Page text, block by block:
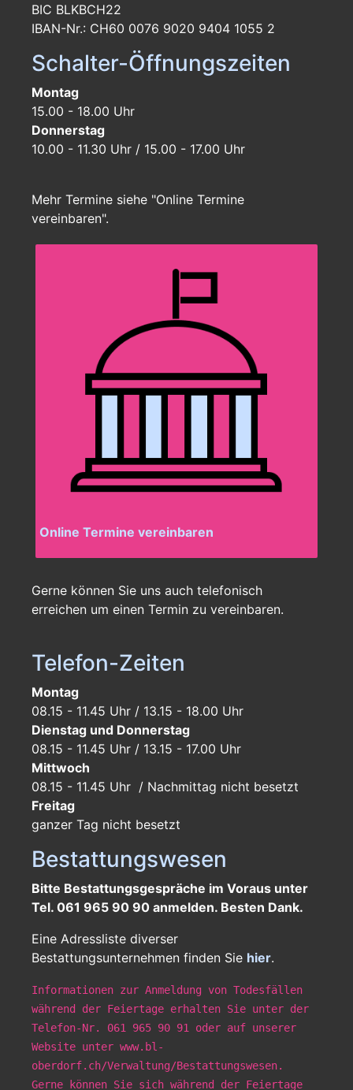
BIC BLKBCH22
IBAN-Nr.: CH60 0076 9020 9404 1055 2
Schalter-Öffnungszeiten
Montag
15.00 - 18.00 Uhr
Donnerstag
10.00 - 11.30 Uhr / 15.00 - 17.00 Uhr
Mehr Termine siehe "Online Termine
vereinbaren".
Online Termine vereinbaren
Gerne können Sie uns auch telefonisch
erreichen um einen Termin zu vereinbaren.
Telefon-Zeiten
Montag
08.15 - 11.45 Uhr / 13.15 - 18.00 Uhr
Dienstag und Donnerstag
08.15 - 11.45 Uhr / 13.15 - 17.00 Uhr
Mittwoch
08.15 - 11.45 Uhr / Nachmittag nicht besetzt
Freitag
ganzer Tag nicht besetzt
Bestattungswesen
Bitte Bestattungsgespräche im Voraus unter
Tel. 061 965 90 90 anmelden. Besten Dank.
Eine Adressliste diverser
Bestattungsunternehmen finden Sie hier.
Informationen zur Anmeldung von Todesfällen
während der Feiertage erhalten Sie unter der
Telefon-Nr. 061 965 90 91 oder auf unserer
Website unter www.bl-
oberdorf.ch/Verwaltung/Bestattungswesen.
Gerne können Sie sich während der Feiertage